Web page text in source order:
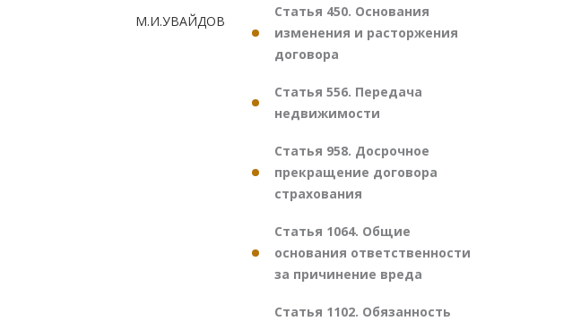
М.И.УВАЙДОВ
Статья 450. Основания
изменения и расторжения
договора
Статья 556. Передача
недвижимости
Статья 958. Досрочное
прекращение договора
страхования
Статья 1064. Общие
основания ответственности
за причинение вреда
Статья 1102. Обязанность